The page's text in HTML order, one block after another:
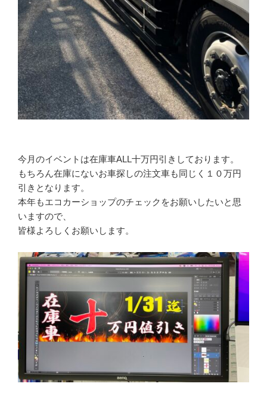
今月のイベントは在庫車ALL十万円引きしております。
もちろん在庫にないお車探しの注文車も同じく１０万円
引きとなります。
本年もエコカーショップのチェックをお願いしたいと思
いますので、
皆様よろしくお願いします。